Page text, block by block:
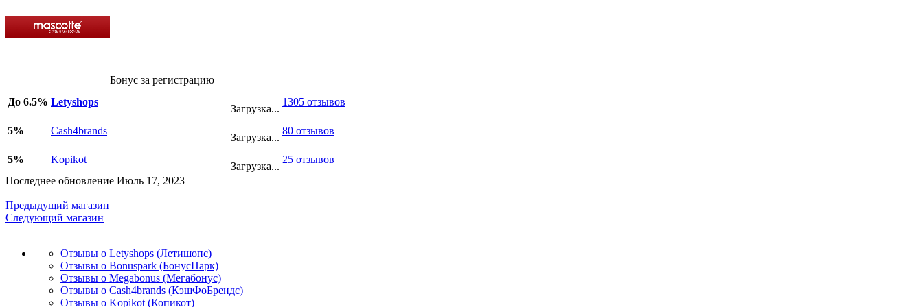
Бонус за регистрацию
До 6.5% Letyshops
Загрузка...
1305 отзывов
5% Cash4brands
Загрузка...
80 отзывов
5% Kopikot
Загрузка...
25 отзывов
Последнее обновление Июль 17, 2023
Предыдущий магазин
Следующий магазин
Отзывы о Letyshops (Летишопс)
Отзывы о Bonuspark (БонусПарк)
Отзывы о Megabonus (Мегабонус)
Отзывы о Cash4brands (КэшФоБрендс)
Отзывы о Kopikot (Копикот)